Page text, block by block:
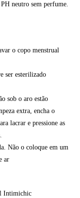
PH neutro sem perfume.
o copo menstrual
ser esterilizado
sob o aro estão
extra, encha o
lacrar e pressione as
Não o coloque em um
ar
Intimichic